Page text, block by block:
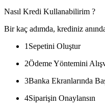
Nasıl Kredi Kullanabilirim ?
Bir kaç adımda, krediniz
1 Sepetini Oluştur
2Ödeme Yöntemini
3Banka Ekranlarında
4Siparişin Onaylansın